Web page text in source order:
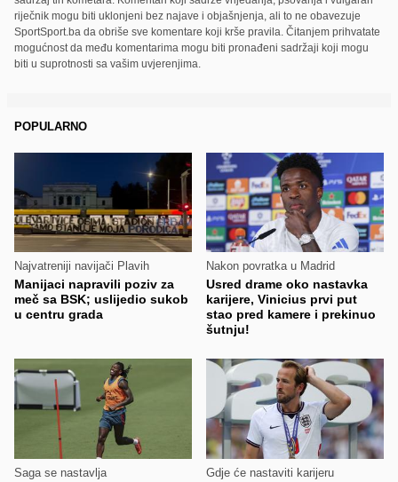
riječnik mogu biti uklonjeni bez najave i objašnjenja, ali to ne obavezuje
SportSport.ba da obriše sve komentare koji krše pravila. Čitanjem prihvatate
mogućnost da među komentarima mogu biti pronađeni sadržaji koji mogu
biti u suprotnosti sa vašim uvjerenjima.
POPULARNO
Najvatreniji navijači Plavih
Manijaci napravili poziv za
meč sa BSK; uslijedio sukob
u centru grada
Nakon povratka u Madrid
Usred drame oko nastavka
karijere, Vinicius prvi put
stao pred kamere i prekinuo
šutnju!
Saga se nastavlja Gdje će nastaviti karijeru